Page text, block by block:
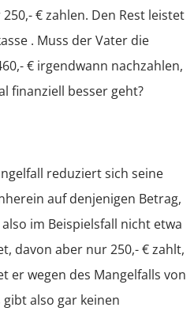
€ zahlen. Den Rest leistet
. Muss der Vater die
€ irgendwann nachzahlen,
finanziell besser geht?
reduziert sich seine
auf denjenigen Betrag,
im Beispielsfall nicht etwa
davon aber nur 250,- € zahlt,
er wegen des Mangelfalls von
also gar keinen